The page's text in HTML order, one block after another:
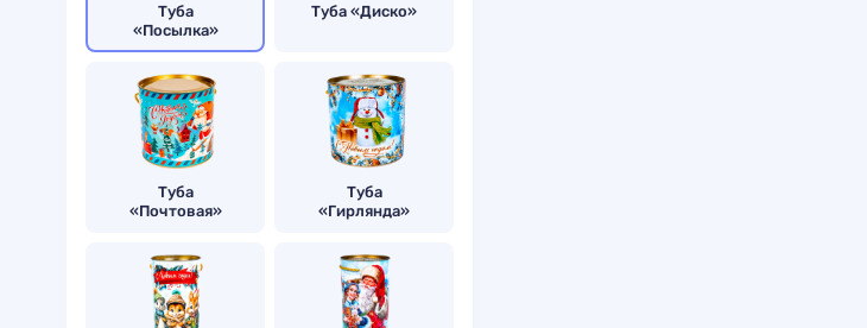
Туба
«Посылка»
Туба «Диско»
Туба
«Почтовая»
Туба
«Гирлянда»